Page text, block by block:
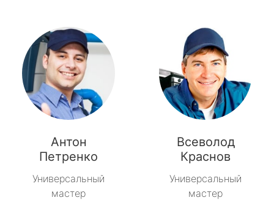
Антон
Петренко
Универсальный
мастер
Всеволод
Краснов
Универсальный
мастер